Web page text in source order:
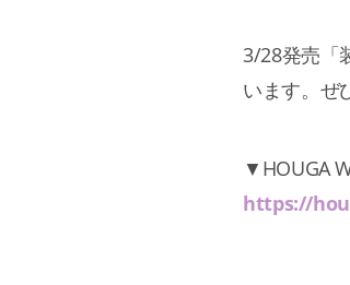
3/28発売「
います。ぜ
▼HOUGA
https://